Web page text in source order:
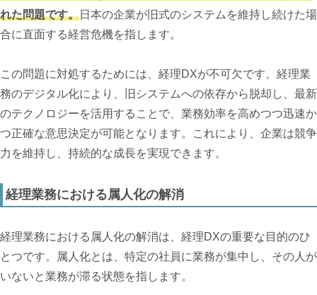
れた問題です。日本の企業が旧式のシステムを維持し続けた場
合に直面する経営危機を指します。
この問題に対処するためには、経理DXが不可欠です。経理業
務のデジタル化により、旧システムへの依存から脱却し、最新
のテクノロジーを活用することで、業務効率を高めつつ迅速か
つ正確な意思決定が可能となります。これにより、企業は競争
力を維持し、持続的な成長を実現できます。
経理業務における属人化の解消
経理業務における属人化の解消は、経理DXの重要な目的のひ
とつです。属人化とは、特定の社員に業務が集中し、その人が
いないと業務が滞る状態を指します。